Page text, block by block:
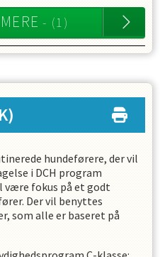
- (1)
hundeførere, der vil
i DCH program
være fokus på et godt
Der vil benyttes
som alle er baseret på